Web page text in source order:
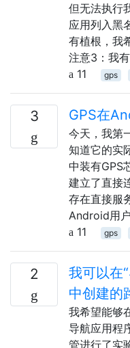
但无法执行
应用列入黑
有植根，我
注意3：我
11
gps
3 GPS在
今天，我第
知道它的实
中装有GPS
建立了直接
存在直接服
Android用
11
gps
2
我可以在
中创建的
我希望能够
导航应用程
管进行了实